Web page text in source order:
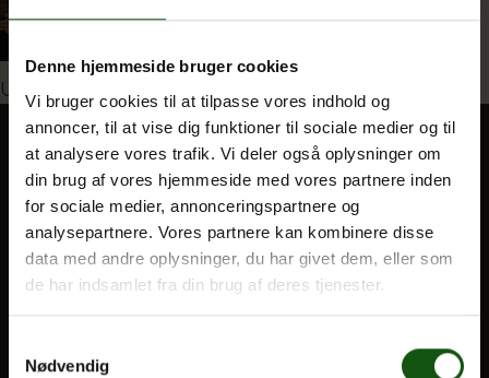
Denne hjemmeside bruger cookies
Vi bruger cookies til at tilpasse vores indhold og
annoncer, til at vise dig funktioner til sociale medier og til
at analysere vores trafik. Vi deler også oplysninger om
din brug af vores hjemmeside med vores partnere inden
for sociale medier, annonceringspartnere og
analysepartnere. Vores partnere kan kombinere disse
data med andre oplysninger, du har givet dem, eller som
de har indsamlet fra din brug af deres tjenester.
Nødvendig
Bliv elev
Vores uddannelser
Om E.G.
Indlægsnavigation
Udgivet i
BLIV ELEV
Til forældre
VORES UDDANNELSER